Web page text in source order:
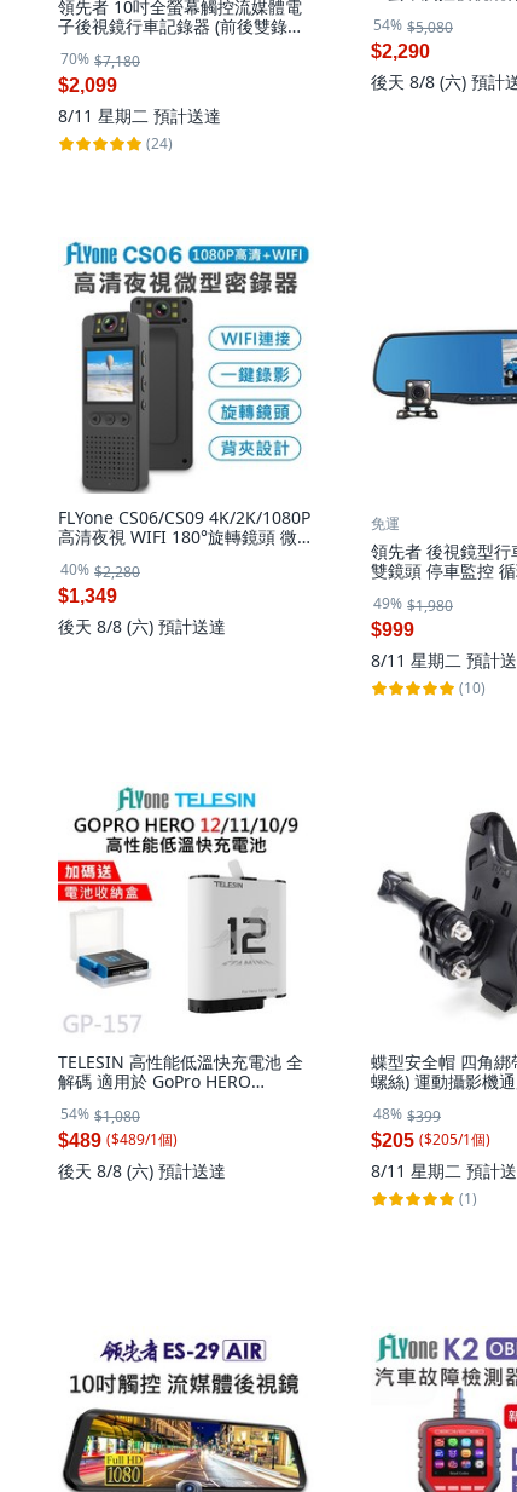
領先者 10吋全螢幕觸控流媒體電
子後視鏡行車記錄器 (前後雙錄
70% $7,180
$2,099
8/11 星期二 預計送達
(24)
54% $5,080
$2,290
後天 8/8 (六) 預計
FLYone CS06/CS09 4K/2K/1080P
高清夜視 WIFI 180°旋轉鏡頭 微型
憶卡
40% $2,280
$1,349
後天 8/8 (六) 預計送達
免運
領先者 後視鏡型行
雙鏡頭 停車監控
49% $1,980
$999
8/11 星期二 預計
(10)
TELESIN 高性能低溫快充電池 全
解碼 適用於 GoPro HERO
12/11/10/9, GP-157, GOPRO
12/11/10/9
54% $1,080
$489 ($489/1個)
後天 8/8 (六) 預計送達
蝶型安全帽 四角綁
螺絲) 運動攝影機
48% $399
$205 ($205/1個)
8/11 星期二 預計
(1)